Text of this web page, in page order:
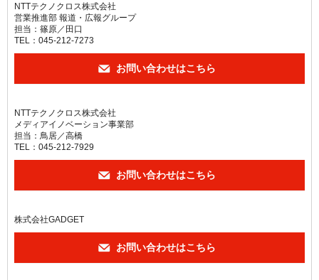
NTTテクノクロス株式会社
営業推進部 報道・広報グループ
担当：篠原／田口
TEL：045-212-7273
お問い合わせはこちら
NTTテクノクロス株式会社
メディアイノベーション事業部
担当：鳥居／高橋
TEL：045-212-7929
お問い合わせはこちら
株式会社GADGET
お問い合わせはこちら